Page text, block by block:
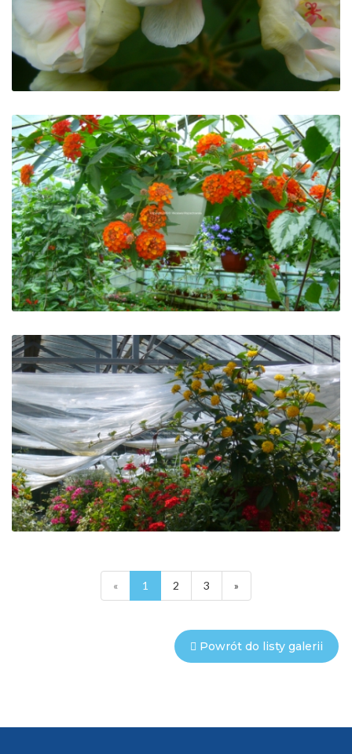
« 1 2 3 »
Powrót do listy galerii